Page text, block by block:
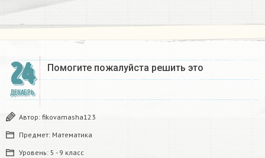
24
ДЕКАБРЬ
Помогите пожалуйста решить это
Автор: fikovamasha123
Предмет: Математика
Уровень: 5 - 9 класс